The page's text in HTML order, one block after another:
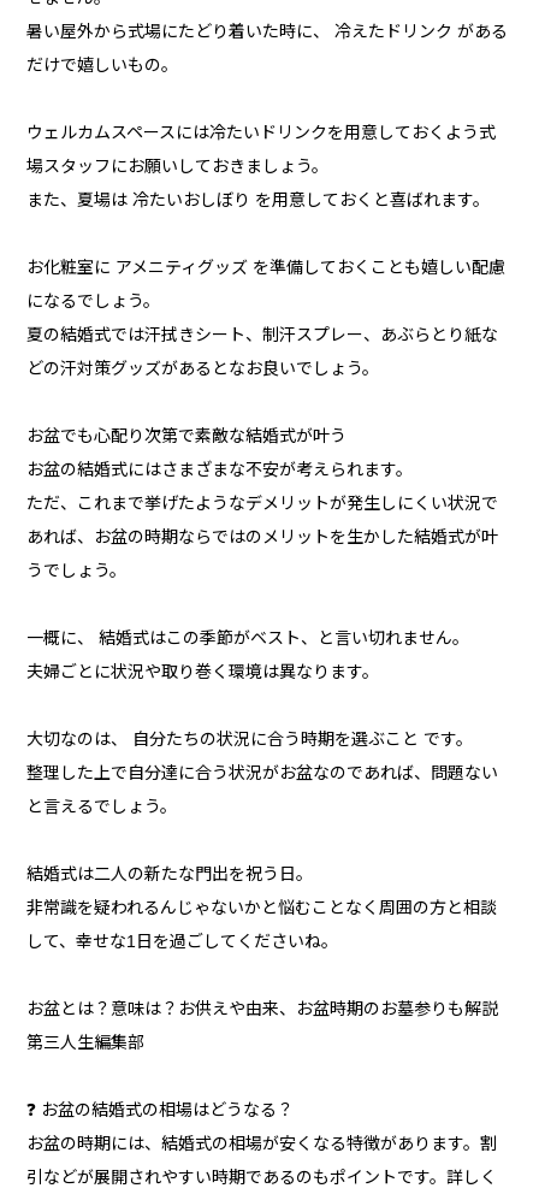
暑い屋外から式場にたどり着いた時に、 冷えたドリンク がある
だけで嬉しいもの。
ウェルカムスペースには冷たいドリンクを用意しておくよう式
場スタッフにお願いしておきましょう。
また、夏場は 冷たいおしぼり を用意しておくと喜ばれます。
お化粧室に アメニティグッズ を準備しておくことも嬉しい配慮
になるでしょう。
夏の結婚式では汗拭きシート、制汗スプレー、あぶらとり紙な
どの汗対策グッズがあるとなお良いでしょう。
お盆でも心配り次第で素敵な結婚式が叶う
お盆の結婚式にはさまざまな不安が考えられます。
ただ、これまで挙げたようなデメリットが発生しにくい状況で
あれば、お盆の時期ならではのメリットを生かした結婚式が叶
うでしょう。
一概に、 結婚式はこの季節がベスト、と言い切れません。
夫婦ごとに状況や取り巻く環境は異なります。
大切なのは、 自分たちの状況に合う時期を選ぶこと です。
整理した上で自分達に合う状況がお盆なのであれば、問題ない
と言えるでしょう。
結婚式は二人の新たな門出を祝う日。
非常識を疑われるんじゃないかと悩むことなく周囲の方と相談
して、幸せな1日を過ごしてくださいね。
お盆とは？意味は？お供えや由来、お盆時期のお墓参りも解説
第三人生編集部
❓ お盆の結婚式の相場はどうなる？
お盆の時期には、結婚式の相場が安くなる特徴があります。割
引などが展開されやすい時期であるのもポイントです。詳しく